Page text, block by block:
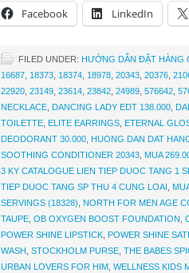
Facebook LinkedIn
FILED UNDER: HƯỚNG DẪN ĐẶT HÀNG
16687 18373 18374 18978 20343 20376
22920 23149 23614 23842 24989 576642
NECKLACE DANCING LADY EDT 138.000
TOILETTE ELITE EARRINGS ETERNAL
DEODORANT 30.000 HUONG DAN DAT
SOOTHING CONDITIONER 20343 MUA
3 KY CATALOGUE LIEN TIEP DUOC TANG 1
TIEP DUOC TANG SP THU 4 CUNG LOAI
SERVINGS (18328)
NORTH FOR MEN AGE
TAUPE OB OXYGEN BOOST FOUNDATION
POWER SHINE LIPSTICK POWER SHINE
WASH STOCKHOLM PURSE THE BABES
URBAN LOVERS FOR HIM WELLNESS KIDS